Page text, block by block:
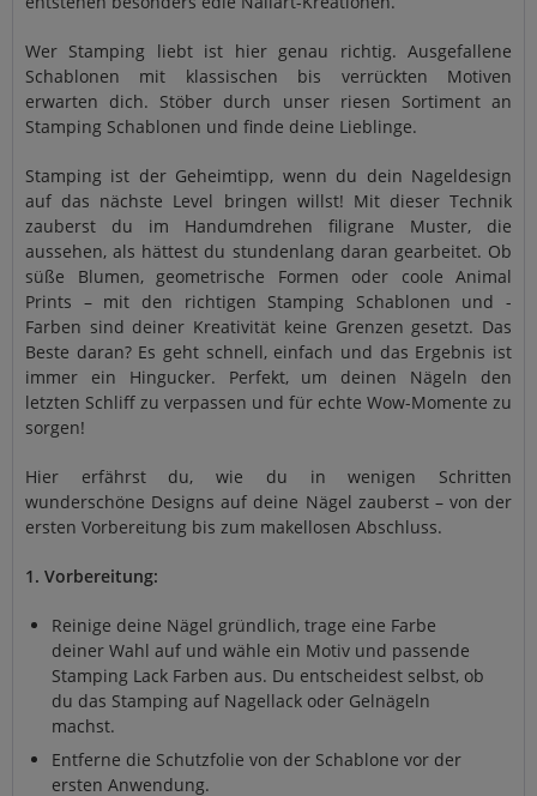
Wer Stamping liebt ist hier genau richtig. Ausgefallene
Schablonen mit klassischen bis verrückten Motiven
erwarten dich. Stöber durch unser riesen Sortiment an
Stamping Schablonen und finde deine Lieblinge.
Stamping ist der Geheimtipp, wenn du dein Nageldesign
auf das nächste Level bringen willst! Mit dieser Technik
zauberst du im Handumdrehen filigrane Muster, die
aussehen, als hättest du stundenlang daran gearbeitet. Ob
süße Blumen, geometrische Formen oder coole Animal
Prints – mit den richtigen Stamping Schablonen und -
Farben sind deiner Kreativität keine Grenzen gesetzt. Das
Beste daran? Es geht schnell, einfach und das Ergebnis ist
immer ein Hingucker. Perfekt, um deinen Nägeln den
letzten Schliff zu verpassen und für echte Wow-Momente zu
sorgen!
Hier erfährst du, wie du in wenigen Schritten
wunderschöne Designs auf deine Nägel zauberst – von der
ersten Vorbereitung bis zum makellosen Abschluss.
1. Vorbereitung:
Reinige deine Nägel gründlich, trage eine Farbe
deiner Wahl auf und wähle ein Motiv und passende
Stamping Lack Farben aus. Du entscheidest selbst, ob
du das Stamping auf Nagellack oder Gelnägeln
machst.
Entferne die Schutzfolie von der Schablone vor der
ersten Anwendung.